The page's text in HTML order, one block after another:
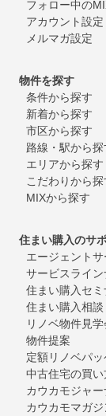
フォロー中の
アカウント設定
メルマガ設定
物件を探す
条件から探す
新着から探す
市区から探す
路線・駅から探
エリアから探す
こだわりから探
MIXから探す
住まい購入のサ
エージェントサ
サービスライ
住まい購入セミ
住まい購入相談
リノベ物件見学
物件提案
定額リノベパッ
中古住宅の買
カウカモジャ
カウカモマガジ